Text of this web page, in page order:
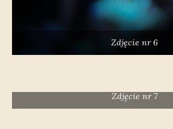
Zdjęcie nr 6
Zdjęcie nr 7